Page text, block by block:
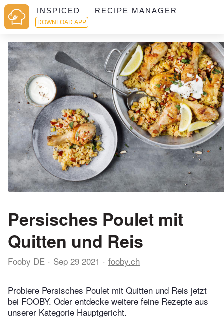
INSPICED — RECIPE MANAGER
DOWNLOAD APP
Persisches Poulet mit
Quitten und Reis
Fooby DE Sep 29 2021 fooby.ch
Probiere Persisches Poulet mit Quitten und Reis jetzt
bei FOOBY. Oder entdecke weitere feine Rezepte aus
unserer Kategorie Hauptgericht.